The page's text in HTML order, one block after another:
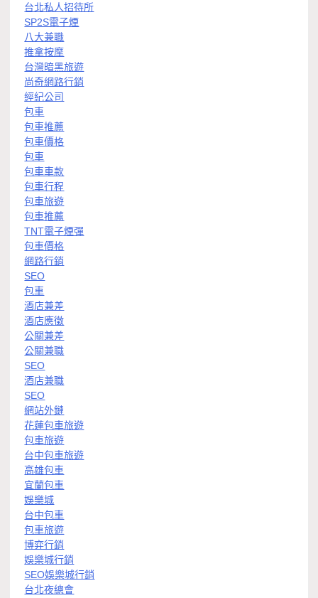
台北私人招待所
SP2S電子煙
八大兼職
推拿按摩
台灣暗黑旅遊
尚奇網路行銷
經紀公司
包車
包車推薦
包車價格
包車
包車車款
包車行程
包車旅遊
包車推薦
TNT電子煙彈
包車價格
網路行銷
SEO
包車
酒店兼差
酒店應徵
公關兼差
公關兼職
SEO
酒店兼職
SEO
網站外鏈
花蓮包車旅遊
包車旅遊
台中包車旅遊
高雄包車
宜蘭包車
娛樂城
台中包車
包車旅遊
博弈行銷
娛樂城行銷
SEO娛樂城行銷
台北夜總會